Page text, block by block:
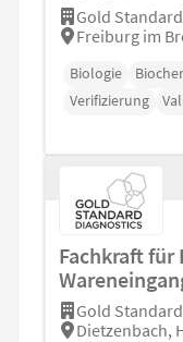
Gold
Freiburg im
Biologie
Verifizierung
Fachkraft für
Gold
Dietzenbach,